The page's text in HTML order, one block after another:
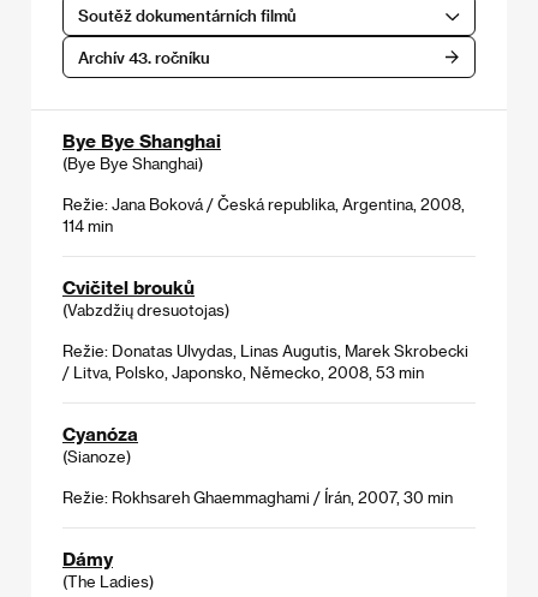
Soutěž dokumentárních filmů
Archív 43. ročníku
Bye Bye Shanghai
(Bye Bye Shanghai)
Režie: Jana Boková / Česká republika, Argentina, 2008,
114 min
Cvičitel brouků
(Vabzdžių dresuotojas)
Režie: Donatas Ulvydas, Linas Augutis, Marek Skrobecki
/ Litva, Polsko, Japonsko, Německo, 2008, 53 min
Cyanóza
(Sianoze)
Režie: Rokhsareh Ghaemmaghami / Írán, 2007, 30 min
Dámy
(The Ladies)